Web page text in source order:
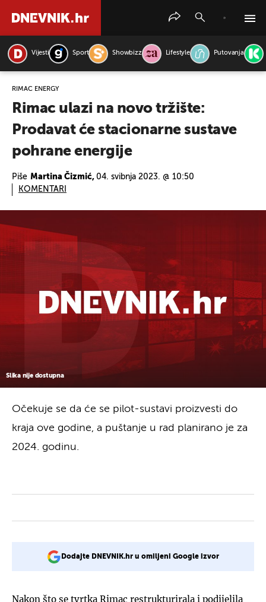
Vijesti Sport Showbizz Lifestyle Putovanja
RIMAC ENERGY
Rimac ulazi na novo tržište:
Prodavat će stacionarne sustave
pohrane energije
Piše Martina Čizmić, 04. svibnja 2023. @ 10:50
KOMENTARI
Slika nije dostupna
Očekuje se da će se pilot-sustavi proizvesti do
kraja ove godine, a puštanje u rad planirano je za
2024. godinu.
Dodajte DNEVNIK.hr u omiljeni Google izvor
Nakon što se tvrtka Rimac restrukturirala i podijelila
PRETRAŽITE VIJESTI